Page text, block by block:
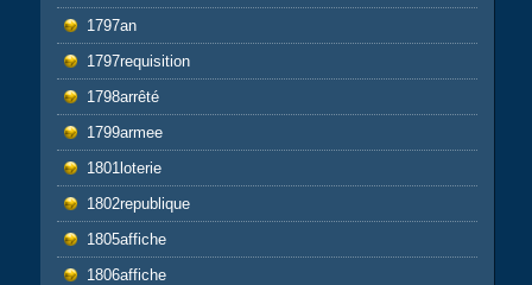
1797an
1797requisition
1798arrêté
1799armee
1801loterie
1802republique
1805affiche
1806affiche